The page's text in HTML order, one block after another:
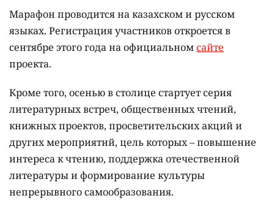
Марафон проводится на казахском и русском
языках. Регистрация участников откроется в
сентябре этого года на официальномсайте
проекта.
Кроме того, осенью в столице стартует серия
литературных встреч, общественных чтений,
книжных проектов, просветительских акций и
других мероприятий, цель которых –повышение
интереса к чтению, поддержка отечественной
литературы и формирование культуры
непрерывного самообразования.